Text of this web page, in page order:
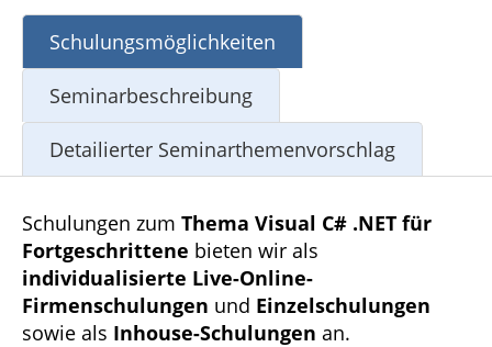
Schulungsmöglichkeiten
Seminarbeschreibung
Detailierter Seminarthemenvorschlag
Schulungen zum Thema Visual C# .NET für
Fortgeschrittene bieten wir als
individualisierte Live-Online-
Firmenschulungen und Einzelschulungen
sowie als Inhouse-Schulungen an.